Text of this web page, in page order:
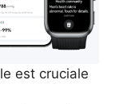
est cruciale